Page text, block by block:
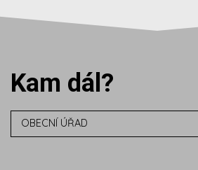
Kam dál?
OBECNÍ ÚŘAD